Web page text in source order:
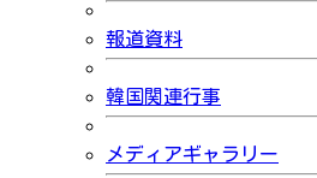
報道資料
韓国関連行事
メディアギャラリー